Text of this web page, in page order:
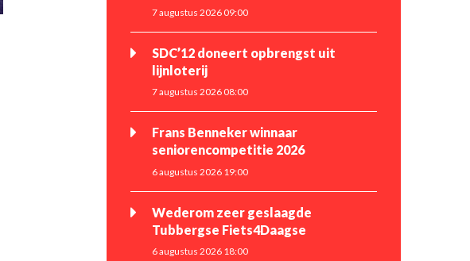
7 augustus 2026 09:00
SDC’12 doneert opbrengst uit
lijnloterij
7 augustus 2026 08:00
Frans Benneker winnaar
seniorencompetitie 2026
6 augustus 2026 19:00
Wederom zeer geslaagde
Tubbergse Fiets4Daagse
6 augustus 2026 18:00